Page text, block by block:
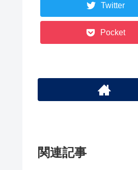
Twitter
Pocket
関連記事